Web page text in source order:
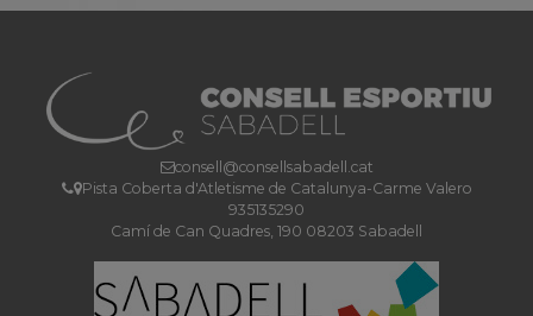
consell@consellsabadell.cat
Pista Coberta d'Atletisme de Catalunya-Carme Valero
935135290
Camí de Can Quadres, 190 08203 Sabadell